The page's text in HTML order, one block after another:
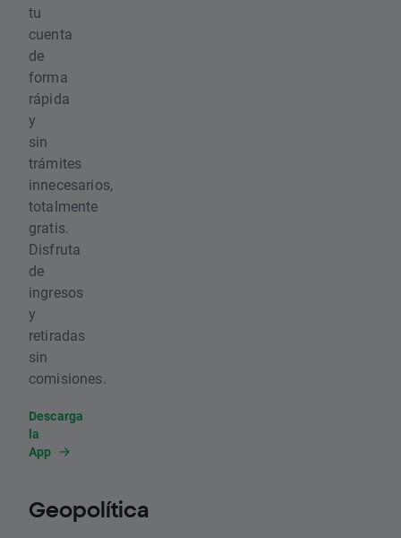
tu
cuenta
de
forma
rápida
y
sin
trámites
innecesarios,
totalmente
gratis.
Disfruta
de
ingresos
y
retiradas
sin
comisiones.
Descarga
la
App
Geopolítica